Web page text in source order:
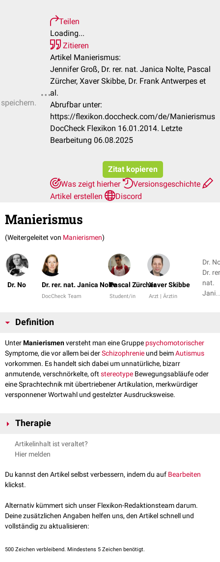
Teilen
Loading...
Zitieren
Artikel Manierismus:
Jennifer Groß, Dr. rer. nat. Janica Nolte, Pascal
Zürcher, Xaver Skibbe, Dr. Frank Antwerpes et
al.
Abrufbar unter:
https://flexikon.doccheck.com/de/Manierismus
DocCheck Flexikon 16.01.2014. Letzte
Bearbeitung 06.08.2025
Zitat kopieren
Was zeigt hierher
Versionsgeschichte
Artikel erstellen
Discord
Manierismus
(Weitergeleitet von Manierismen)
Dr. No Dr. rer. nat. Janica Nolte
DocCheck Team
Pascal Zürcher
Student/in
Xaver Skibbe
Arzt | Ärztin
Dr.
Dr.
nat.
Definition
UnterManierismenversteht man eine Gruppe psychomotorischer
Symptome, die vor allem bei derSchizophrenie und beimAutismus
vorkommen. Es handelt sich dabei um unnatürliche, bizarr
anmutende, verschnörkelte, oftstereotype Bewegungsabläufe oder
eine Sprachtechnik mit übertriebener Artikulation, merkwürdiger
versponnener Wortwahl und gestelzter Ausdrucksweise.
Therapie
Treten Manierismen im Rahmen einer Schizophrenie auf, gehen diese
unter hochpotenter
Artikelinhalt ist veraltet?
Hier melden
Du kannst den Artikel selbst verbessern, indem du auf Bearbeiten
klickst.
Alternativ kümmert sich unser Flexikon-Redaktionsteam darum.
Deine zusätzlichen Angaben helfen uns, den Artikel schnell und
vollständig zu aktualisieren:
500 Zeichen verbleibend. Mindestens 5 Zeichen benötigt.